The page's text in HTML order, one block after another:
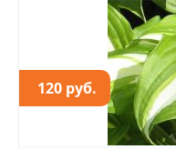
120 руб.